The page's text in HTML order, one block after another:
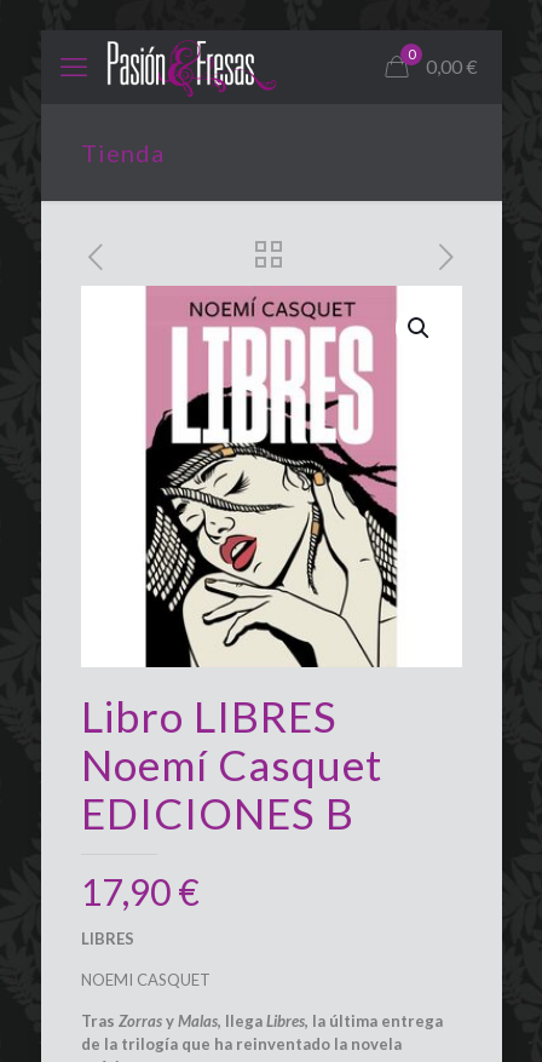
0
0,00€
Tienda
Libro LIBRES
Noemí Casquet
EDICIONES B
17,90€
LIBRES
NOEMI CASQUET
Tras ZorrasyMalas, llegaLibres, la última entrega
de la trilogía que ha reinventado la novela